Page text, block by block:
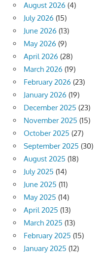
August 2026 (4)
July 2026 (15)
June 2026 (13)
May 2026 (9)
April 2026 (28)
March 2026 (19)
February 2026 (23)
January 2026 (19)
December 2025 (23)
November 2025 (15)
October 2025 (27)
September 2025 (30)
August 2025 (18)
July 2025 (14)
June 2025 (11)
May 2025 (14)
April 2025 (13)
March 2025 (13)
February 2025 (15)
January 2025 (12)